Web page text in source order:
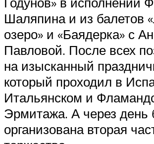
Шаляпина и из балетов
озеро» и «Баядерка» с
Павловой. После всех
на изысканный
который проходил в
Итальянском и
Эрмитажа. А через день
организована вторая